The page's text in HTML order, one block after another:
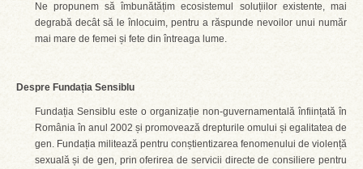
Ne propunem să îmbunătățim ecosistemul soluțiilor existente, mai
degrabă decât să le înlocuim, pentru a răspunde nevoilor unui număr
mai mare de femei și fete din întreaga lume.
Despre Fundația Sensiblu
Fundația Sensiblu este o organizație non-guvernamentală înființată în
România în anul 2002 și promovează drepturile omului și egalitatea de
gen. Fundația militează pentru conștientizarea fenomenului de violență
sexuală și de gen, prin oferirea de servicii directe de consiliere pentru